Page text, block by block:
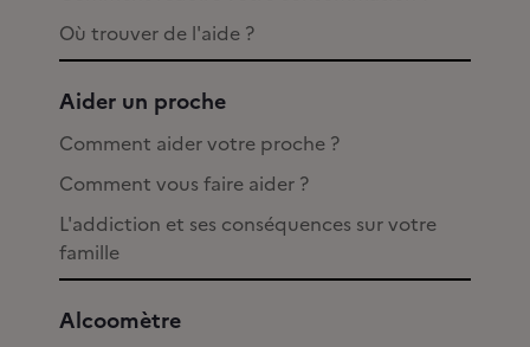
Où trouver de l'aide ?
Aider un proche
Comment aider votre proche ?
Comment vous faire aider ?
L'addiction et ses conséquences sur votre
famille
Alcoomètre